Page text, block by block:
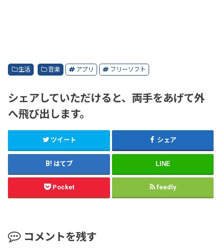
生活 音楽 アプリ フリーソフト
シェアしていただけると、両手をあげて外
へ飛び出します。
ツイート シェア
はてブ LINE
Pocket feedly
コメントを残す